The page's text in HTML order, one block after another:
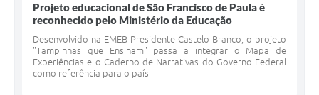
Projeto educacional de São Francisco de Paula é
reconhecido pelo Ministério da Educação
Desenvolvido na EMEB Presidente Castelo Branco, o projeto
"Tampinhas que Ensinam" passa a integrar o Mapa de
Experiências e o Caderno de Narrativas do Governo Federal
como referência para o país